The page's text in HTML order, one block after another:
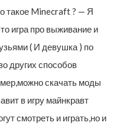
такое Minecraft ? — Я
игра про выживание и
( И девушка ) по
других способов
скачать моды
в игру майнкравт
смотреть и играть,но и